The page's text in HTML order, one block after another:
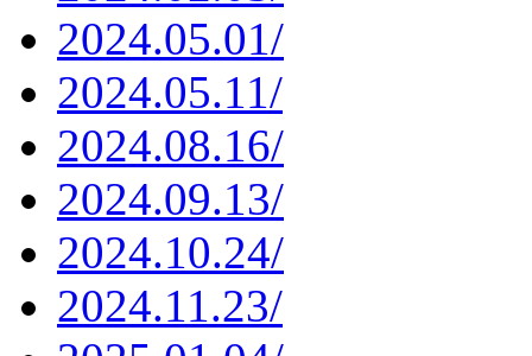
2024.05.01/
2024.05.11/
2024.08.16/
2024.09.13/
2024.10.24/
2024.11.23/